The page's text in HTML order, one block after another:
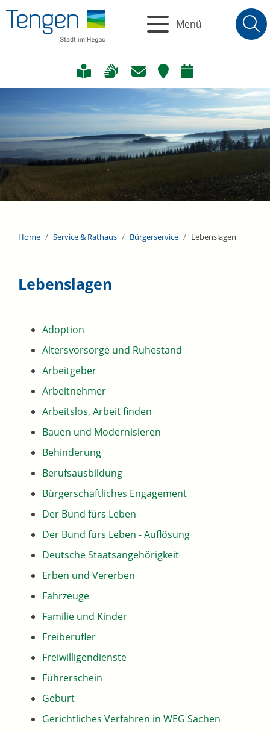
Menü
Home Service & Rathaus Bürgerservice Lebenslagen
Lebenslagen
Adoption
Altersvorsorge und Ruhestand
Arbeitgeber
Arbeitnehmer
Arbeitslos, Arbeit finden
Bauen und Modernisieren
Behinderung
Berufsausbildung
Bürgerschaftliches Engagement
Der Bund fürs Leben
Der Bund fürs Leben - Auflösung
Deutsche Staatsangehörigkeit
Erben und Vererben
Fahrzeuge
Familie und Kinder
Freiberufler
Freiwilligendienste
Führerschein
Geburt
Gerichtliches Verfahren in WEG Sachen